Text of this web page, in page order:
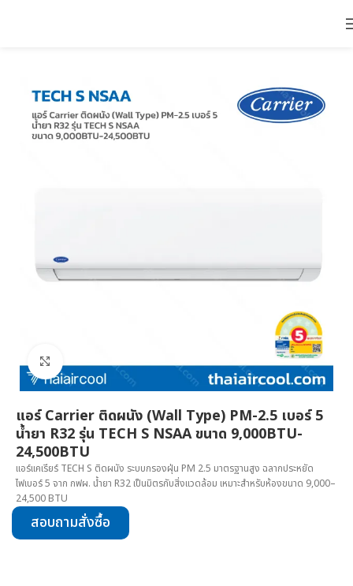
แอร์ Carrier ติดผนัง (Wall Type) PM-2.5 เบอร์ 5
น้ำยา R32 รุ่น TECH S NSAA ขนาด 9,000BTU-
24,500BTU
แอร์แคเรียร์ TECH S ติดผนัง ระบบกรองฝุ่น PM 2.5 มาตรฐานสูง ฉลากประหยัด
ไฟเบอร์ 5 จาก กฟผ. น้ำยา R32 เป็นมิตรกับสิ่งแวดล้อม เหมาะสำหรับห้องขนาด 9,000–
24,500 BTU
สอบถามสั่งซื้อ